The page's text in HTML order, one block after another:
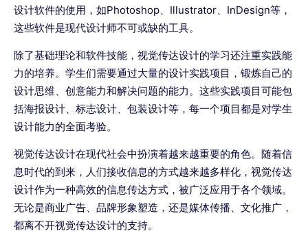
设计软件的使用，如Photoshop、Illustrator、InDesign等，
这些软件是现代设计师不可或缺的工具。
除了基础理论和软件技能，视觉传达设计的学习还注重实践能
力的培养。学生们需要通过大量的设计实践项目，锻炼自己的
设计思维、创意能力和解决问题的能力。这些实践项目可能包
括海报设计、标志设计、包装设计等，每一个项目都是对学生
设计能力的全面考验。
视觉传达设计在现代社会中扮演着越来越重要的角色。随着信
息时代的到来，人们接收信息的方式越来越多样化，视觉传达
设计作为一种高效的信息传达方式，被广泛应用于各个领域。
无论是商业广告、品牌形象塑造，还是媒体传播、文化推广，
都离不开视觉传达设计的支持。